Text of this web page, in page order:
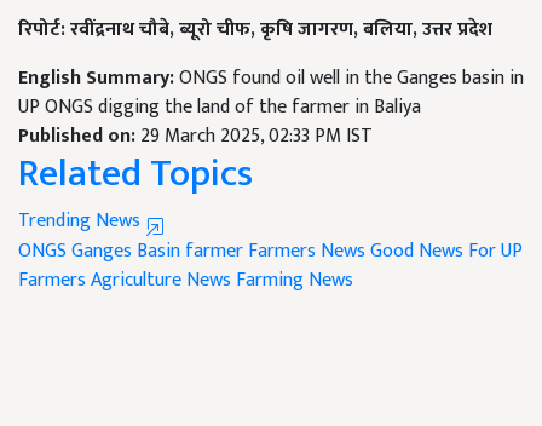
रिपोर्ट: रवींद्रनाथ चौबे,ब्यूरो चीफ,कृषि जागरण,बलिया,उत्तर प्रदेश
English Summary:ONGS found oil well in the Ganges basin in
UP ONGS digging the land of the farmer in Baliya
Published on:29 March 2025, 02:33 PM IST
Related Topics
Trending News
ONGSGanges BasinfarmerFarmers NewsGood News For UP
FarmersAgriculture News Farming News